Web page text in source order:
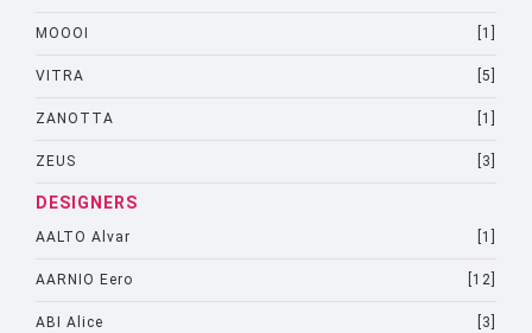
MOOOI [1]
VITRA [5]
ZANOTTA [1]
ZEUS [3]
DESIGNERS
AALTO Alvar [1]
AARNIO Eero [12]
ABI Alice [3]